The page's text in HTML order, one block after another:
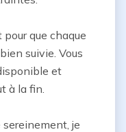
pour que chaque
suivie. Vous
et
à la fin.
je